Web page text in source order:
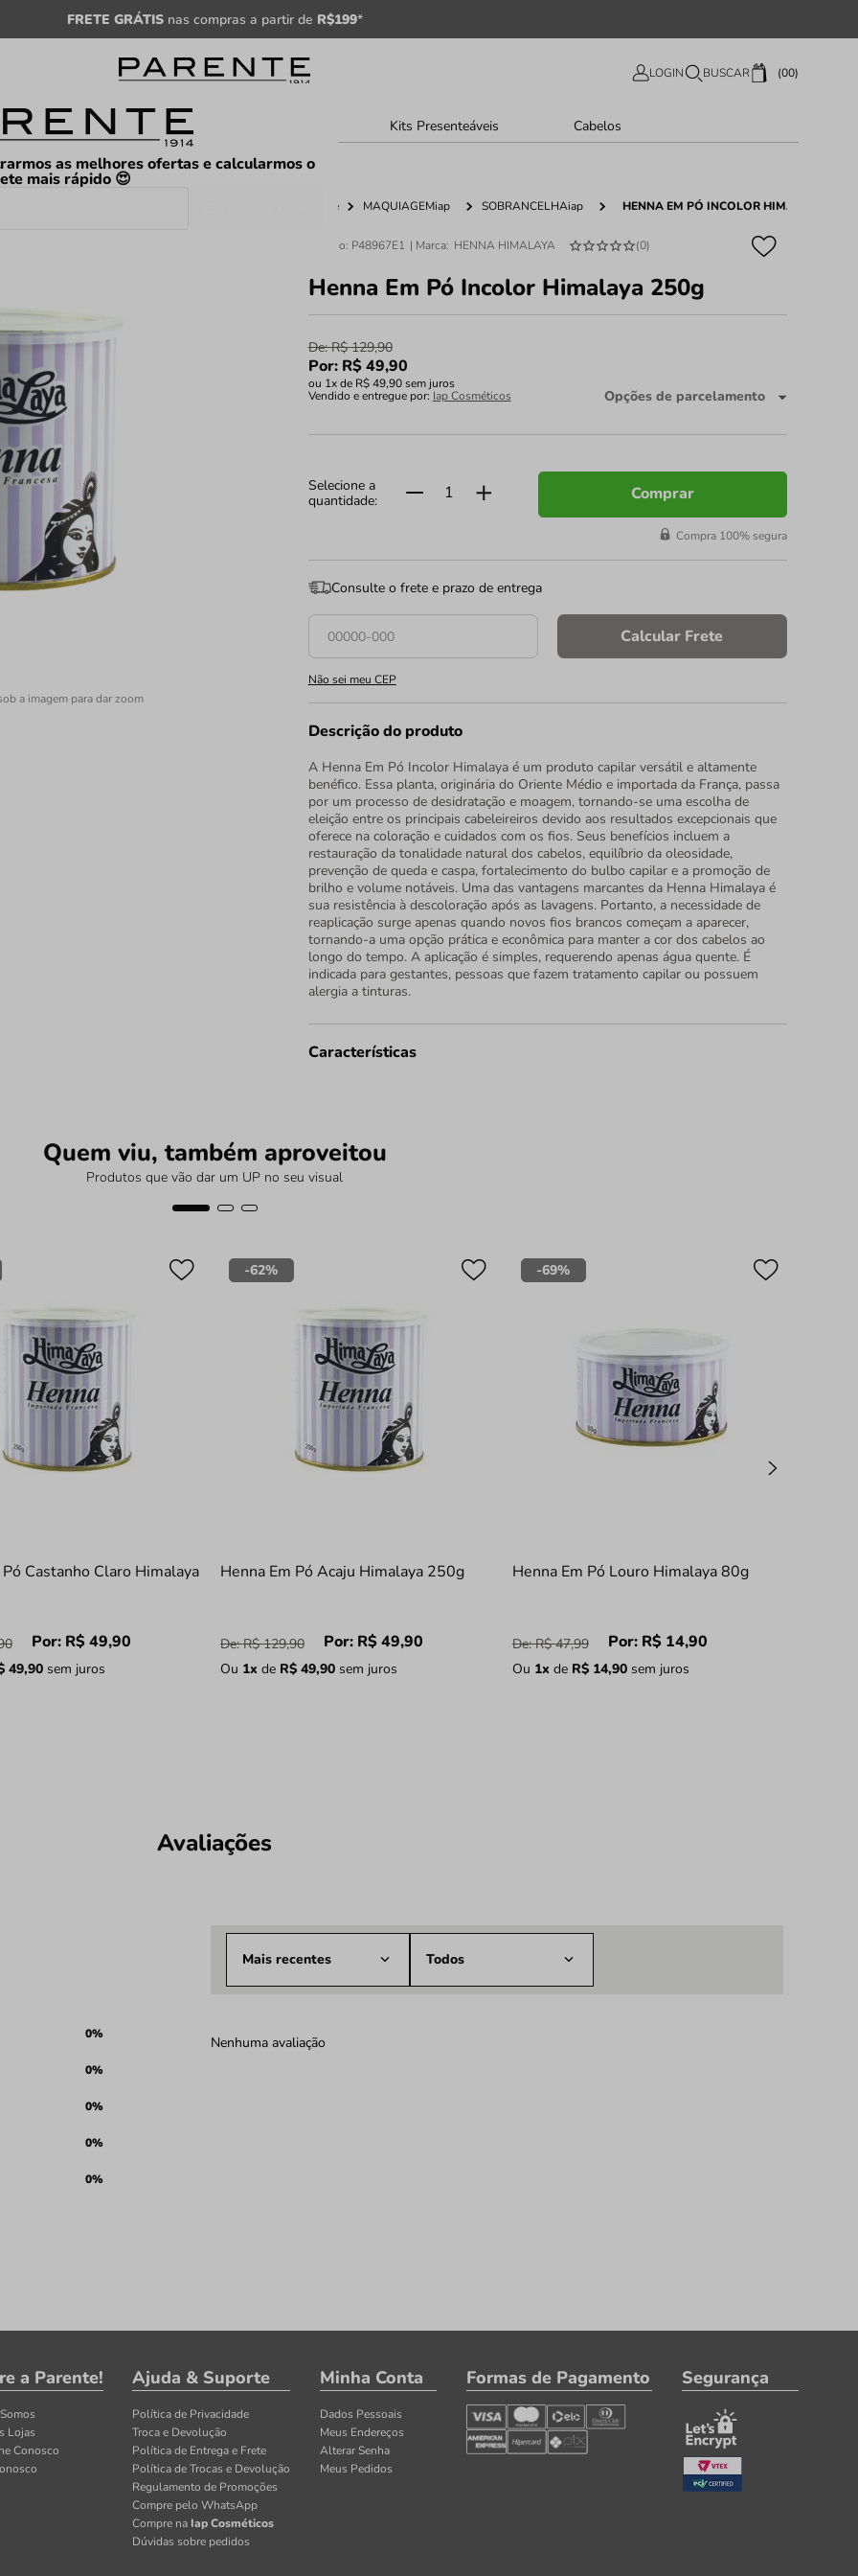
FRETE GRÁTISnas compras a partir de R$199*
as melhores ofertas e calcularmos o
mais rápido 😍
LOGIN BUSCAR 00
Kits Presenteáveis Cabelos
a imagem para dar zoom
Home MAQUIAGEMiap SOBRANCELHAiap HENNA EM PÓ INCOLOR HIMALAYA 250G
Código: P48967E1 HENNA HIMALAYA (0)
Henna Em Pó Incolor Himalaya 250g
De:R$ 129,90
Por: R$49,90
ou 1x de R$ 49,90sem juros
Vendido e entregue por: Iap Cosméticos Opções de parcelamento
Comprar
Compra 100% segura
Consulte o frete e prazo de entrega
Calcular Frete
Não sei meu CEP
Descrição do produto
A Henna Em Pó Incolor Himalaya é um produto capilar versátil e altamente
benéfico. Essa planta, originária do Oriente Médio e importada da França, passa
por um processo de desidratação e moagem, tornando-se uma escolha de
eleição entre os principais cabeleireiros devido aos resultados excepcionais que
oferece na coloração e cuidados com os fios. Seus benefícios incluem a
restauração da tonalidade natural dos cabelos, equilíbrio da oleosidade,
prevenção de queda e caspa, fortalecimento do bulbo capilar e a promoção de
brilho e volume notáveis. Uma das vantagens marcantes da Henna Himalaya é
sua resistência à descoloração após as lavagens. Portanto, a necessidade de
reaplicação surge apenas quando novos fios brancos começam a aparecer,
tornando-a uma opção prática e econômica para manter a cor dos cabelos ao
longo do tempo. A aplicação é simples, requerendo apenas água quente. É
indicada para gestantes, pessoas que fazem tratamento capilar ou possuem
alergia a tinturas.
Características
Quem viu, também aproveitou
Produtos que vão dar um UP no seu visual
Castanho Claro Himalaya
Por: R$ 49,90
49,90sem juros
-62%
Henna Em Pó Acaju Himalaya 250g
De:R$ 129,90 Por: R$ 49,90
Ou 1x de R$ 49,90sem juros
-69%
Henna Em Pó Louro Himalaya 80g
De:R$ 47,99 Por: R$ 14,90
Ou 1x de R$ 14,90sem juros
Avaliações
0%
0%
0%
0%
0%
Mais recentes Todos
Nenhuma avaliação
a Parente!
Lojas
Conosco
Ajuda & Suporte
Política de Privacidade
Troca e Devolução
Política de Entrega e Frete
Política de Trocas e Devolução
Regulamento de Promoções
Compre pelo WhatsApp
Compre na Iap Cosméticos
Dúvidas sobre pedidos
Minha Conta
Dados Pessoais
Meus Endereços
Alterar Senha
Meus Pedidos
Formas de Pagamento Segurança